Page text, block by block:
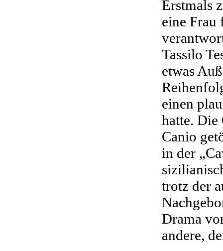
Erstmals
eine Frau
Tassilo
etwas
einen
hatte. Die
Canio
in der
trotz der
Drama
andere,